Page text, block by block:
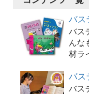
バス
バス
んな
材ラ
バス
バス